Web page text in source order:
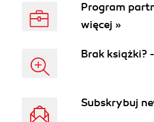
Program
więcej »
Brak książki?
Subskrybuj